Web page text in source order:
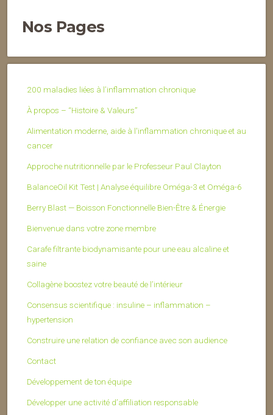
Nos Pages
200 maladies liées à l’inflammation chronique
À propos – “Histoire & Valeurs”
Alimentation moderne, aide à l'inflammation chronique et au
cancer
Approche nutritionnelle par le Professeur Paul Clayton
BalanceOil Kit Test | Analyse équilibre Oméga-3 et Oméga-6
Berry Blast — Boisson Fonctionnelle Bien-Être & Énergie
Bienvenue dans votre zone membre
Carafe filtrante biodynamisante pour une eau alcaline et
saine
Collagène boostez votre beauté de l’intérieur
Consensus scientifique : insuline – inflammation –
hypertension
Construire une relation de confiance avec son audience
Contact
Développement de ton équipe
Développer une activité d’affiliation responsable